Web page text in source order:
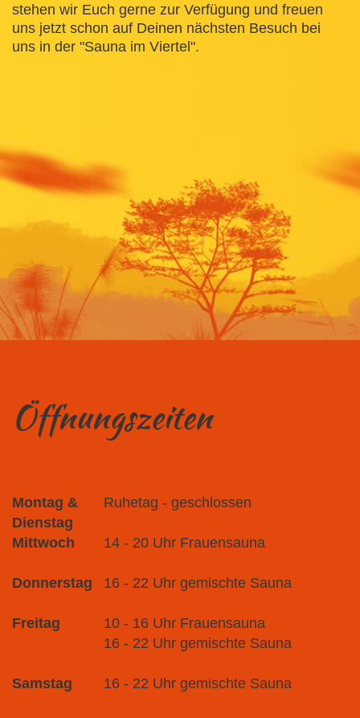
stehen wir Euch gerne zur Verfügung und freuen
uns jetzt schon auf Deinen nächsten Besuch bei
uns in der "Sauna im Viertel".
Öffnungszeiten
Montag &
Dienstag
Ruhetag - geschlossen
Mittwoch 14 - 20 Uhr Frauensauna
Donnerstag 16 - 22 Uhr gemischte Sauna
Freitag
10 - 16 Uhr Frauensauna
16 - 22 Uhr gemischte Sauna
Samstag 16 - 22 Uhr gemischte Sauna